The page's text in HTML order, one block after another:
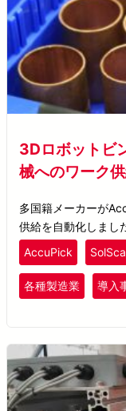
3Dロボットビ
械へのワーク
多国籍メーカーが
供給を自動化しまし
研磨金属ワークを検
ットによる高精度な
AccuPick
各種製造業 導入